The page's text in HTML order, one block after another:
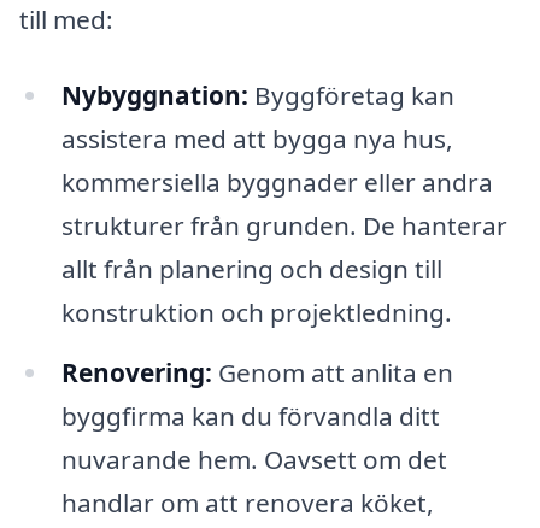
till med:
Nybyggnation: Byggföretag kan
assistera med att bygga nya hus,
kommersiella byggnader eller andra
strukturer från grunden. De hanterar
allt från planering och design till
konstruktion och projektledning.
Renovering: Genom att anlita en
byggfirma kan du förvandla ditt
nuvarande hem. Oavsett om det
handlar om att renovera köket,